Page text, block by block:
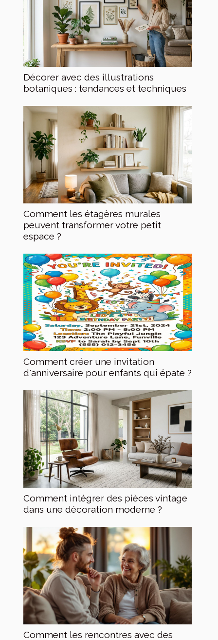
Décorer avec des illustrations
botaniques : tendances et techniques
Comment les étagères murales
peuvent transformer votre petit
espace ?
Comment créer une invitation
d'anniversaire pour enfants qui épate ?
Comment intégrer des pièces vintage
dans une décoration moderne ?
Comment les rencontres avec des